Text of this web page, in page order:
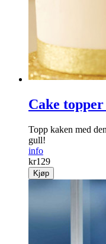
Cake
Topp kaken med
gull!
info
kr129
Kjøp